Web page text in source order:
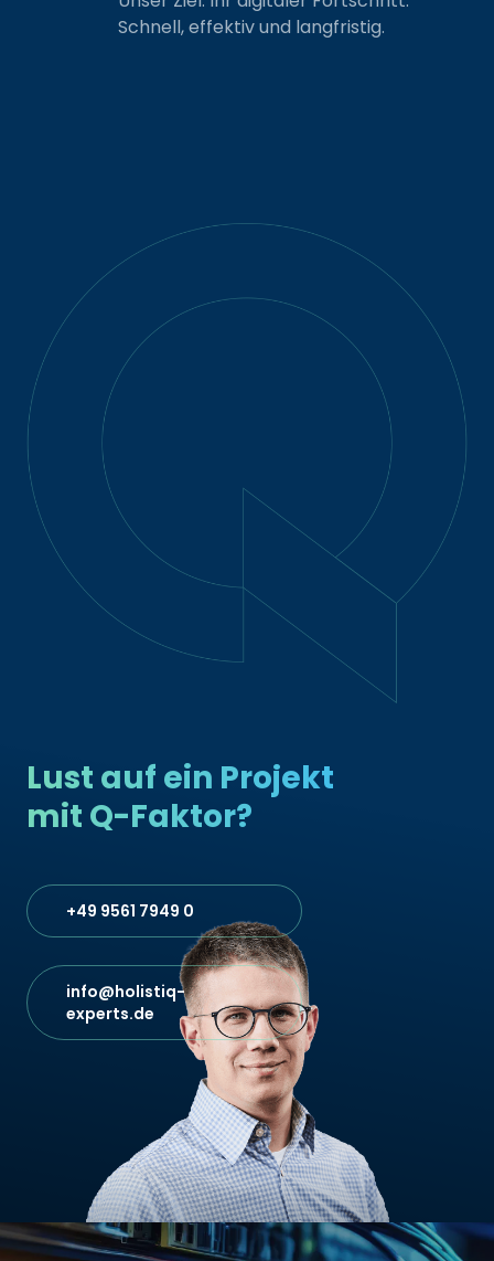
Schnell, effektiv und langfristig.
Lust auf ein Projekt
mit Q-Faktor?
+49 9561 7949 0‬
info@holistiq-
experts.de